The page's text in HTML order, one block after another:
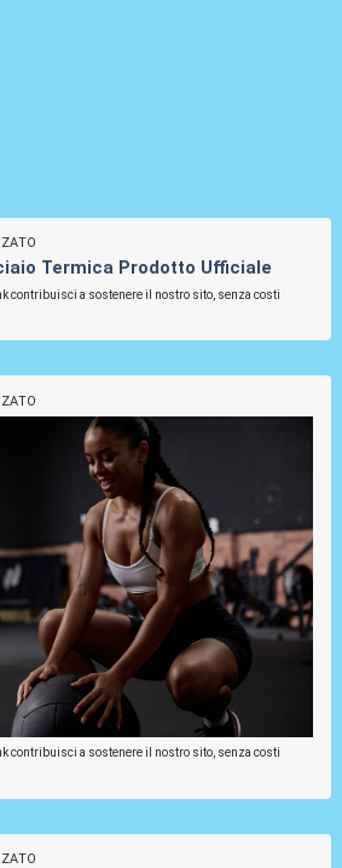
Termica Prodotto Ufficiale
contribuisci a sostenere il nostro sito, senza costi
contribuisci a sostenere il nostro sito, senza costi